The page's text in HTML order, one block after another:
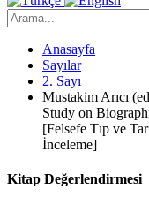
Anasayfa
Sayılar
2. Sayı
Mustakim Arıcı
Study on
[Felsefe Tıp ve
İnceleme]
Kitap Değerlendirmesi